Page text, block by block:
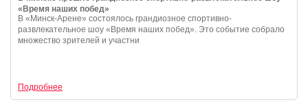
«Время наших побед»
В «Минск-Арене» состоялось грандиозное спортивно-
развлекательное шоу «Время наших побед». Это событие собрало
множество зрителей и участни
Подробнее